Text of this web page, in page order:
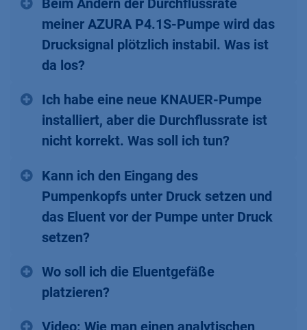
meiner AZURA P4.1S-Pumpe wird das
Drucksignal plötzlich instabil. Was ist
da los?
Ich habe eine neue KNAUER-Pumpe
installiert, aber die Durchflussrate ist
nicht korrekt. Was soll ich tun?
Kann ich den Eingang des
Pumpenkopfs unter Druck setzen und
das Eluent vor der Pumpe unter Druck
setzen?
Wo soll ich die Eluentgefäße
platzieren?